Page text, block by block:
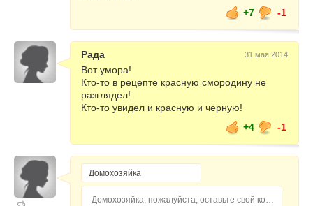
+7
-1
Рада 31 мая 2014
Вот умора!
Кто-то в рецепте красную смородину не
разглядел!
Кто-то увидел и красную и чёрную!
+4
-1
Домохозяйка, пожалуйста, оставьте свой комментарий...